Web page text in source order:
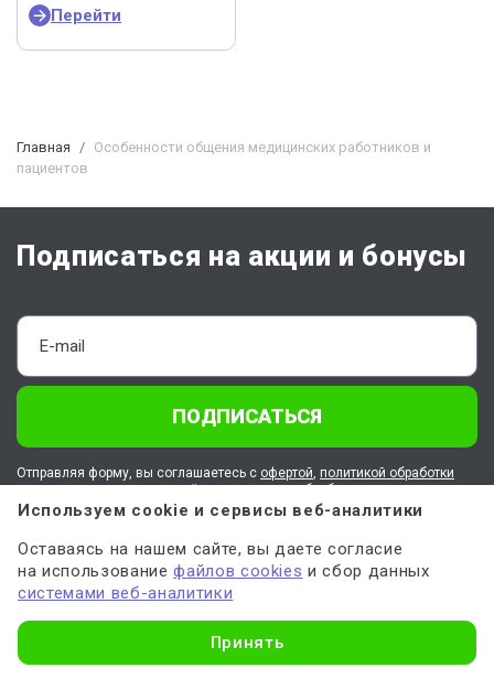
Перейти
Главная
Особенности общения медицинских работников и
пациентов
О Work5
Клиентам
Подписаться на акции и бонусы
ПОДПИСАТЬСЯ
Отправляя форму, вы соглашаетесь с офертой, политикой обработки
персональных данныхи даётесогласие на обработку данных
Используем cookie и сервисы веб-аналитики
Оставаясь на нашем сайте, вы даете согласие
на использованиефайлов cookies и сбор данных
системами веб-аналитики
Принять